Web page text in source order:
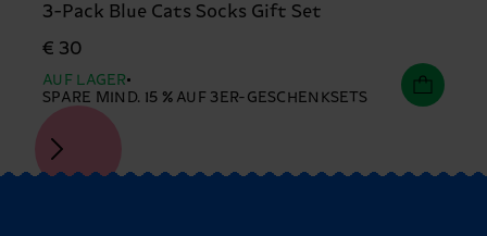
3-Pack Blue Cats Socks Gift Set
€ 30
AUF LAGER
SPARE MIND. 15 % AUF 3ER-GESCHENKSETS